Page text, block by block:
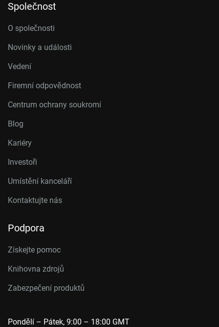
Společnost
O společnosti
Novinky a události
Vedení
Firemní odpovědnost
Centrum ochrany soukromí
Blog
Kariéry
Investoři
Umístění kanceláří
Kontaktujte nás
Podpora
Získejte pomoc
Knihovna zdrojů
Zabezpečení produktů
Pondělí – Pátek, 9:00 – 18:00 GMT